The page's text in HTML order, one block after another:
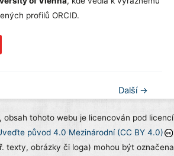
profilů ORCID.
Další →
obsah tohoto webu je licencován pod licencí
původ 4.0 Mezinárodní (CC BY 4.0)
texty, obrázky či loga) mohou být označena